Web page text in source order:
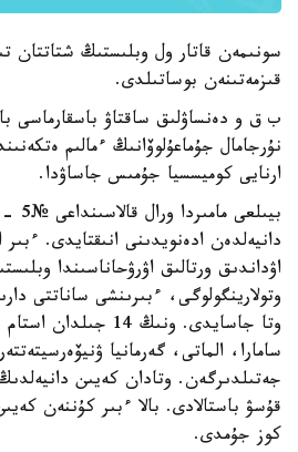
سونىمەن قاتار ول وبلىستىڭ شتاتتان
قىزمەتىنەن بوساتىلدى.
ب ق و دەنساۋلىق ساقتاۋ باسقارماسى
نۇرجامال جۇماعۇلوۆانىڭ ءمالىم
ارنايى كوميسسيا جۇمىس جاساۋدا.
دانيەلدەن ادەنويدىنى انىقتايدى. ءبىر
اۋداندىق ورتالىق اۋرۋحاناسىندا
وتولارينگولوگى، ءبىرىنشى ساناتتى
وتا جاسايدى. ونىڭ 14
سامارا، الماتى، گەرمانيا
جەتىلدىرگەن. وتادان كەيىن
قۇسۋ باستالادى. بالا ءبىر كۇننەن
كوز جۇمدى.